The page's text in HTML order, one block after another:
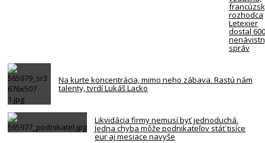
rozhodca
Letexier
dostal
správ
Na kurte koncentrácia, mimo neho zábava. Rastú nám
talenty, tvrdí Lukáš Lacko
Likvidácia firmy nemusí byť jednoduchá.
Jedna chyba môže podnikateľov stáť tisíce
eur aj mesiace navyše